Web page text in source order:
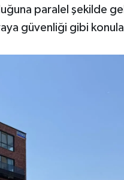
paralel şekilde
güvenliği gibi